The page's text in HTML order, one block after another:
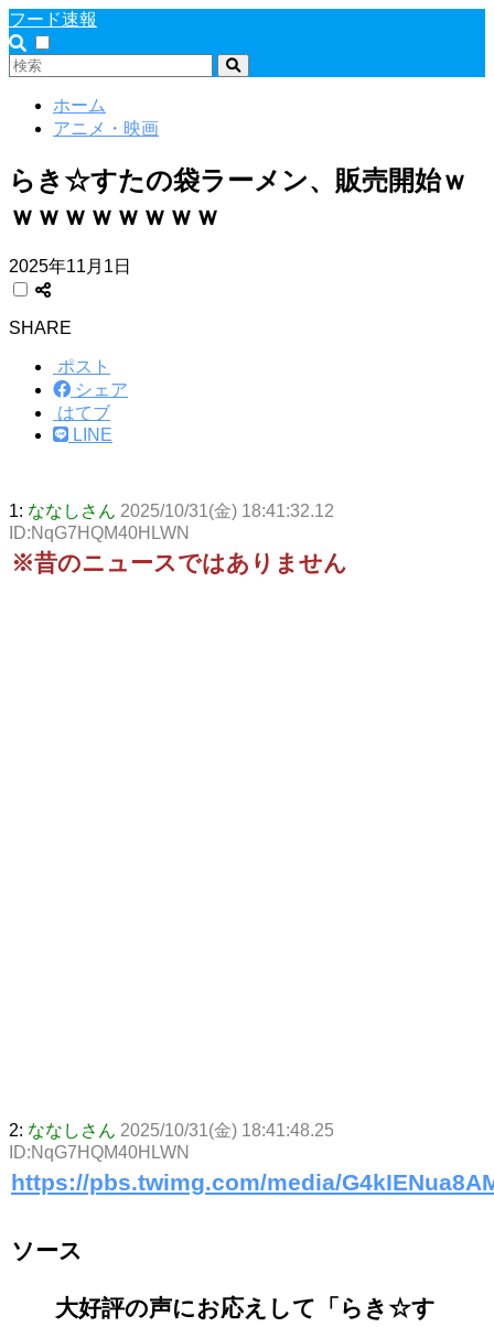
フード速報
ホーム
アニメ・映画
らき☆すたの袋ラーメン、販売開始ｗ
ｗｗｗｗｗｗｗｗ
2025年11月1日
SHARE
ポスト
シェア
はてブ
LINE
1: ななしさん 2025/10/31(金) 18:41:32.12
ID:NqG7HQM40HLWN
※昔のニュースではありません
2: ななしさん 2025/10/31(金) 18:41:48.25
ID:NqG7HQM40HLWN
https://pbs.twimg.com/media/
ソース
大好評の声にお応えして「らき☆す